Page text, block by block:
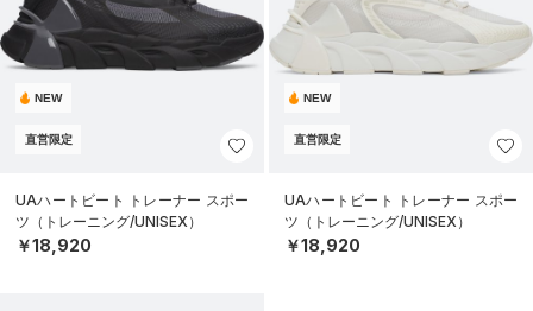
NEW
直営限定
UAハートビート トレーナー スポー
ツ（トレーニング/UNISEX）
￥18,920
NEW
直営限定
UAハートビート トレーナー スポー
ツ（トレーニング/UNISEX）
￥18,920